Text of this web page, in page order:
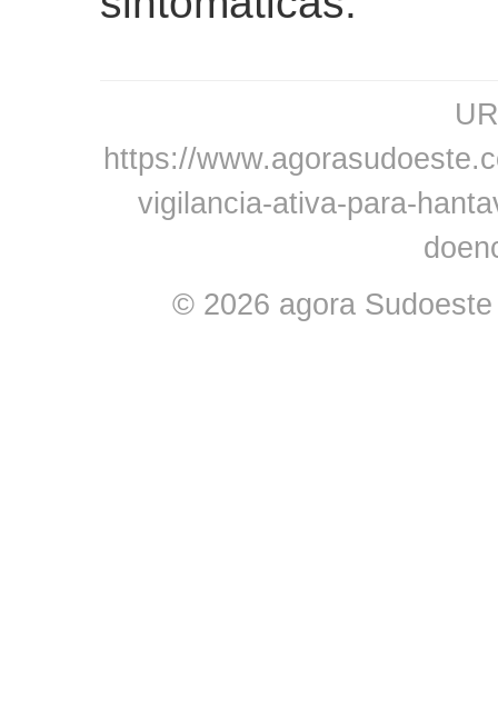
https://
vigilancia-ativa-para-
© 2026 agora